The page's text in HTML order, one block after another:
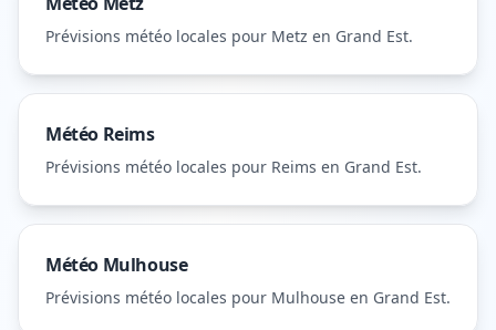
Prévisions météo locales pour Metz en Grand Est.
Météo Reims
Prévisions météo locales pour Reims en Grand Est.
Météo Mulhouse
Prévisions météo locales pour Mulhouse en Grand Est.